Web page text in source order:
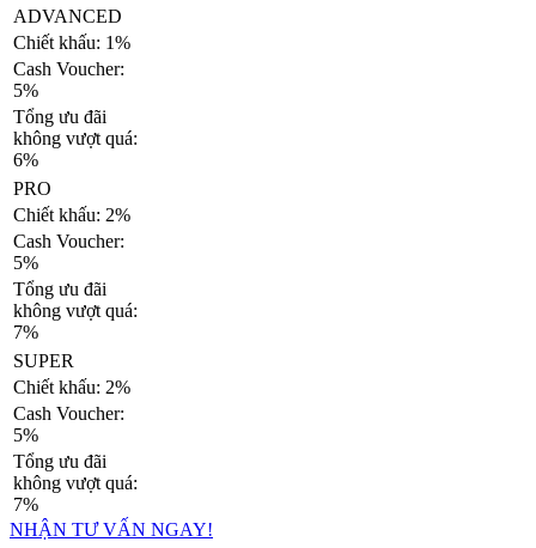
ADVANCED
Chiết khấu: 1%
Cash Voucher:
5%
Tổng ưu đãi
không vượt quá:
6%
PRO
Chiết khấu: 2%
Cash Voucher:
5%
Tổng ưu đãi
không vượt quá:
7%
SUPER
Chiết khấu: 2%
Cash Voucher:
5%
Tổng ưu đãi
không vượt quá:
7%
NHẬN TƯ VẤN NGAY!